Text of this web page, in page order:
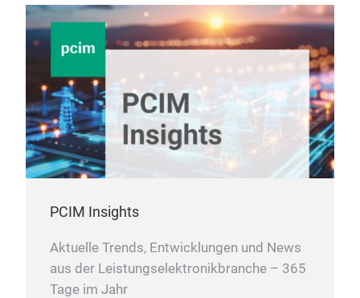
PCIM Insights
Aktuelle Trends, Entwicklungen und News
aus der Leistungselektronikbranche – 365
Tage im Jahr